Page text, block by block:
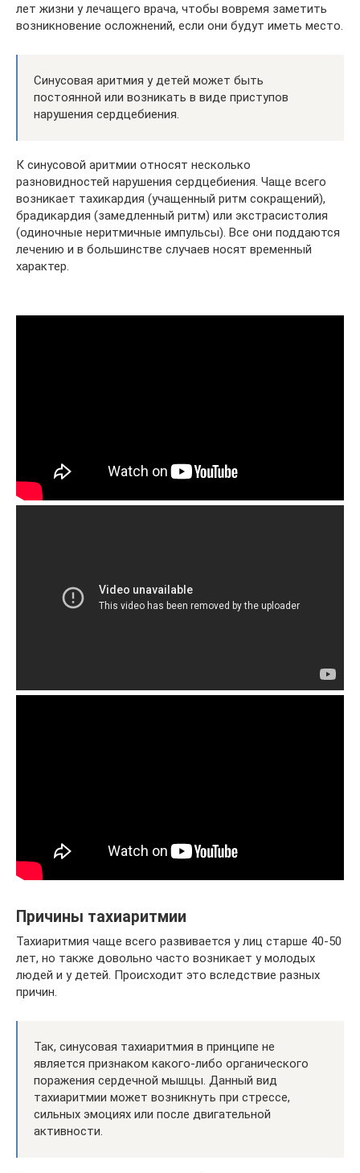
лет жизни у лечащего врача, чтобы вовремя заметить
возникновение осложнений, если они будут иметь место.
Синусовая аритмия у детей может быть
постоянной или возникать в виде приступов
нарушения сердцебиения.
К синусовой аритмии относят несколько
разновидностей нарушения сердцебиения. Чаще всего
возникает тахикардия (учащенный ритм сокращений),
брадикардия (замедленный ритм) или экстрасистолия
(одиночные неритмичные импульсы). Все они поддаются
лечению и в большинстве случаев носят временный
характер.
Причины тахиаритмии
Тахиаритмия чаще всего развивается у лиц старше 40-50
лет, но также довольно часто возникает у молодых
людей и у детей. Происходит это вследствие разных
причин.
Так, синусовая тахиаритмия в принципе не
является признаком какого-либо органического
поражения сердечной мышцы. Данный вид
тахиаритмии может возникнуть при стрессе,
сильных эмоциях или после двигательной
активности.